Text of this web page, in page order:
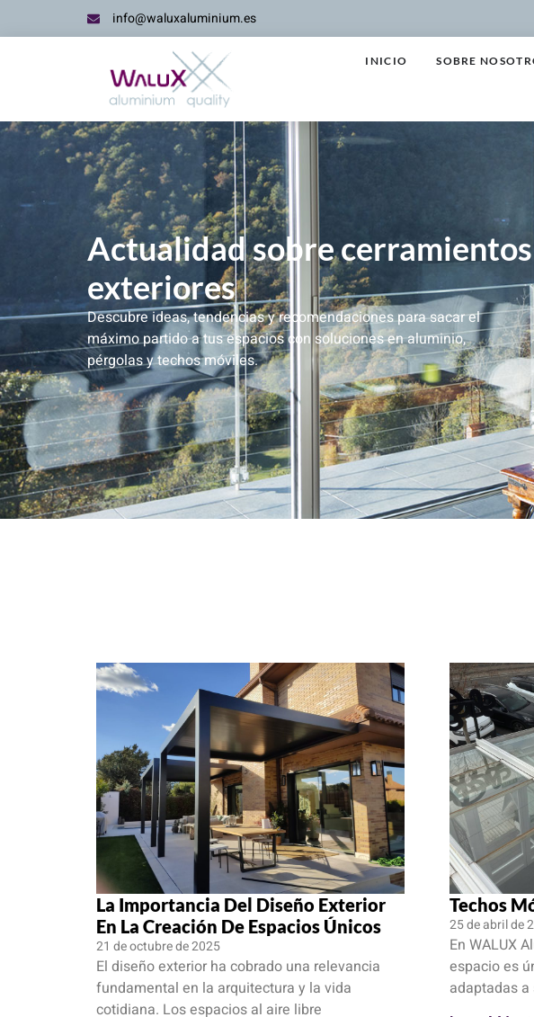
info@waluxaluminium.es
INICIO SOBRE
Actualidad sobre
exteriores
Descubre ideas, tendencias y recomendaciones para sacar el
máximo partido a tus espacios con soluciones en aluminio,
pérgolas y techos móviles.
La Importancia Del Diseño Exterior
En La Creación De Espacios Únicos
21 de octubre de 2025
El diseño exterior ha cobrado una relevancia
fundamental en la arquitectura y la vida
cotidiana. Los espacios al aire libre
Techos
25 de abril de
En WALUX
espacio es
adaptadas a